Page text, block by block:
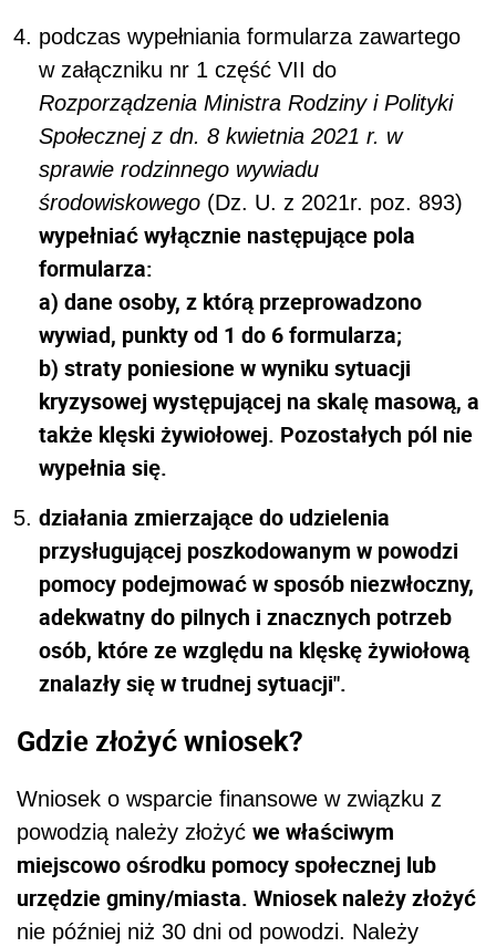
podczas wypełniania formularza zawartego
w załączniku nr 1 część VII do
Rozporządzenia Ministra Rodziny i Polityki
Społecznej z dn. 8 kwietnia 2021 r. w
sprawie rodzinnego wywiadu
środowiskowego (Dz. U. z 2021r. poz. 893)
wypełniać wyłącznie następujące pola
formularza:
a) dane osoby, z którą przeprowadzono
wywiad, punkty od 1 do 6 formularza;
b) straty poniesione w wyniku sytuacji
kryzysowej występującej na skalę masową, a
także klęski żywiołowej. Pozostałych pól nie
wypełnia się.
działania zmierzające do udzielenia
przysługującej poszkodowanym w powodzi
pomocy podejmować w sposób niezwłoczny,
adekwatny do pilnych i znacznych potrzeb
osób, które ze względu na klęskę żywiołową
znalazły się w trudnej sytuacji".
Gdzie złożyć wniosek?
Wniosek o wsparcie finansowe w związku z
powodzią należy złożyć we właściwym
miejscowo ośrodku pomocy społecznej lub
urzędzie gminy/miasta. Wniosek należy złożyć
nie później niż 30 dni od powodzi. Należy